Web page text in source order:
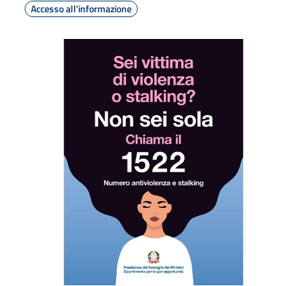
Accesso all'informazione